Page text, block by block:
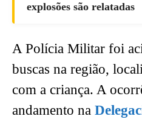
explosões são relatadas
A Polícia Militar foi
buscas na região,
com a criança. A
andamento na